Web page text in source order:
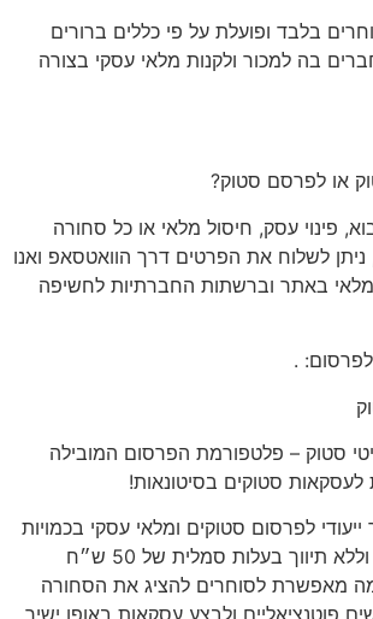
בלבד ופועלת על פי כללים ברורים
בה למכור ולקנות מלאי עסקי בצורה
או לפרסם סטוק?
פינוי עסק, חיסול מלאי או כל סחורה
ניתן לשלוח את הפרטים דרך הוואטסאפ ואנו
באתר וברשתות החברתיות לחשיפה
.
סטוק – פלטפורמת הפרסום המובילה
לעסקאות סטוקים בסיטונאות!
לפרסום סטוקים ומלאי עסקי בכמויות
גדולות, ללא עמלות וללא תיווך בעלות סמלית של 50 ש״ח
מאפשרת לסוחרים להציג את הסחורה